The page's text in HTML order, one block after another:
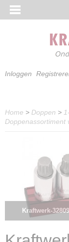
Inloggen
Home > Doppen >
Doppenassortiment
Kraftwerk-